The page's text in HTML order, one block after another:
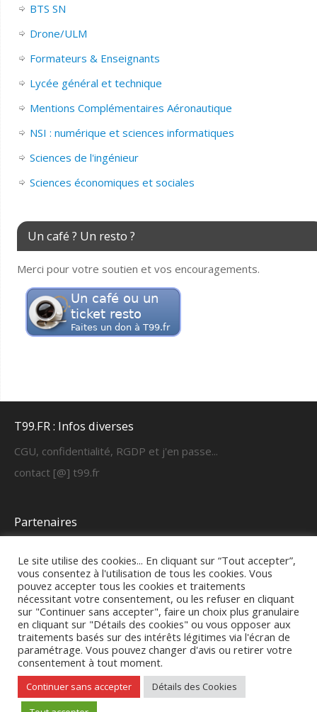
BTS SN
Drone/ULM
Formateurs & Enseignants
Lycée général et technique
Mentions Complémentaires Aéronautique
NSI : numérique et sciences informatiques
Sciences de l'ingénieur
Sciences économiques et sociales
Un café ? Un resto ?
Merci pour votre soutien et vos encouragements.
T99.FR : Infos diverses
CGU, confidentialité, RGDP et j'en passe...
contact [@] t99.fr
Partenaires
FAQ & fonctionnement
Mode d'emploi formateurs
T99.FR| Fièrement propulsé par
Le site utilise des cookies... En cliquant sur “Tout accepter”,
vous consentez à l'utilisation de tous les cookies. Vous
pouvez accepter tous les cookies et traitements
nécessitant votre consentement, ou les refuser en cliquant
sur "Continuer sans accepter", faire un choix plus granulaire
en cliquant sur "Détails des cookies" ou vous opposer aux
traitements basés sur des intérêts légitimes via l'écran de
paramétrage. Vous pouvez changer d'avis ou retirer votre
consentement à tout moment.
Continuer sans accepter
Détails des Cookies